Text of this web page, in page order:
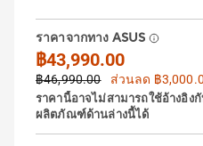
ราคาจากทาง ASUS
฿43,990.00
฿46,990.00
ส่วนลด ฿
ราคานี้อาจไม่สามารถใช้อ้างอิ
ผลิตภัณฑ์ด้านล่างนี้ได้